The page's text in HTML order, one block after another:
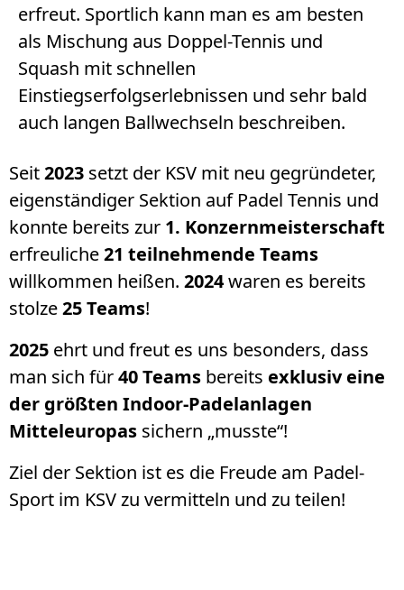
erfreut. Sportlich kann man es am besten
als Mischung aus Doppel-Tennis und
Squash mit schnellen
Einstiegserfolgserlebnissen und sehr bald
auch langen Ballwechseln beschreiben.
Seit2023 setzt der KSV mit neu gegründeter,
eigenständiger Sektion auf Padel Tennis und
konnte bereits zur 1. Konzernmeisterschaft
erfreuliche21 teilnehmende Teams
willkommen heißen. 2024waren es bereits
stolze25 Teams!
2025 ehrt und freut es uns besonders, dass
man sich für40 Teams bereits exklusiv eine
der größten Indoor-Padelanlagen
Mitteleuropas sichern „musste“!
Ziel der Sektion ist es die Freude am Padel-
Sport im KSV zu vermitteln und zu teilen!